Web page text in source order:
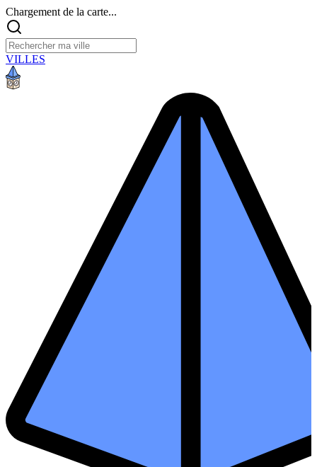
Chargement de la carte...
VILLES